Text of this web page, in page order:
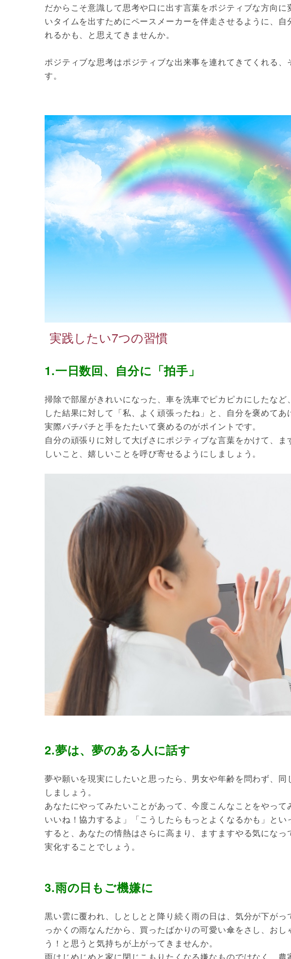
だからこそ意識して思考や口に出す言葉をポジティブな方向
いタイムを出すためにペースメーカーを伴走させるように、
れるかも、と思えてきませんか。
ポジティブな思考はポジティブな出来事を連れてきてくれる
す。
実践したい7つの習慣
1.一日数回、自分に「拍手」
掃除で部屋がきれいになった、車を洗車でピカピカにしたな
した結果に対して「私、よく頑張ったね」と、自分を褒めてあ
実際パチパチと手をたたいて褒めるのがポイントです。
自分の頑張りに対して大げさにポジティブな言葉をかけて、
しいこと、嬉しいことを呼び寄せるようにしましょう。
2.夢は、夢のある人に話す
夢や願いを現実にしたいと思ったら、男女や年齢を問わず、
しましょう。
あなたにやってみたいことがあって、今度こんなことをやっ
いいね！協力するよ」「こうしたらもっとよくなるかも」とい
すると、あなたの情熱はさらに高まり、ますますやる気にな
実化することでしょう。
3.雨の日もご機嫌に
黒い雲に覆われ、しとしとと降り続く雨の日は、気分が下が
っかくの雨なんだから、買ったばかりの可愛い傘をさし、お
う！と思うと気持ちが上がってきませんか。
雨はじめじめと家に閉じこもりたくなる嫌なものではなく、